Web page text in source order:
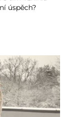
úspěch?